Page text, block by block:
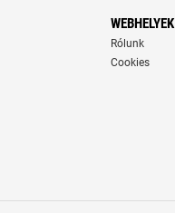
WEBHELYEK
Rólunk
Cookies